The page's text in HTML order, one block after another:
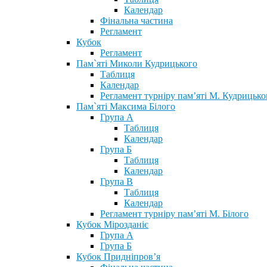
Календар
Фінальна частина
Регламент
Кубок
Регламент
Пам`яті Миколи Кудрицького
Таблиця
Календар
Регламент турніру пам’яті М.
Пам`яті Максима Білого
Група А
Таблиця
Календар
Група Б
Таблиця
Календар
Група В
Таблиця
Календар
Регламент турніру пам’яті М. Білого
Кубок Мірозданіє
Група А
Група Б
Кубок Придніпров’я